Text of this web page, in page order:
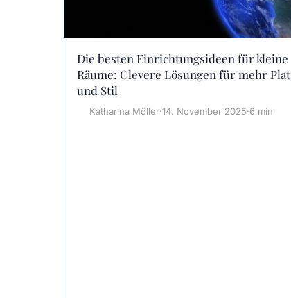
Die besten Einrichtungsideen für kleine
Räume: Clevere Lösungen für mehr
und Stil
Katharina Möller·14. November 2025·6 min